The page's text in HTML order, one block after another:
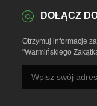
DOŁĄCZ
Otrzymuj informacje
"Warmińskiego